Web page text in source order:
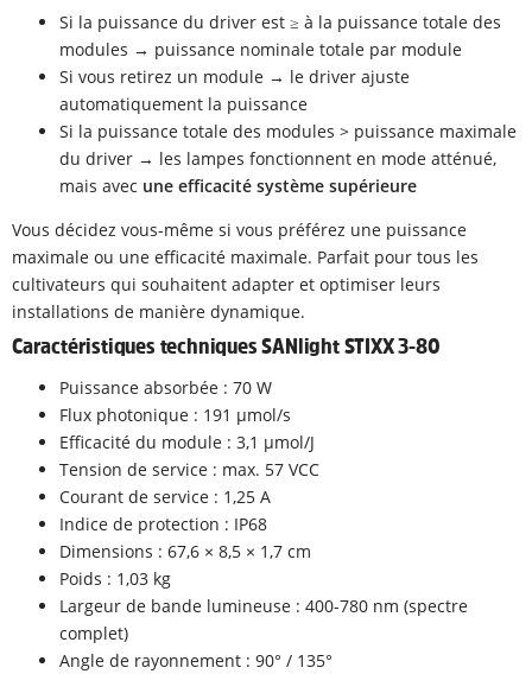
Si la puissance du driver est ≥ à la puissance totale des
modules → puissance nominale totale par module
Si vous retirez un module → le driver ajuste
automatiquement la puissance
Si la puissance totale des modules > puissance maximale
du driver → les lampes fonctionnent en mode atténué,
mais avec une efficacité système supérieure
Vous décidez vous-même si vous préférez une puissance
maximale ou une efficacité maximale. Parfait pour tous les
cultivateurs qui souhaitent adapter et optimiser leurs
installations de manière dynamique.
Caractéristiques techniques SANlight STIXX 3-80
Puissance absorbée : 70 W
Flux photonique : 191 µmol/s
Efficacité du module : 3,1 µmol/J
Tension de service : max. 57 VCC
Courant de service : 1,25 A
Indice de protection : IP68
Dimensions : 67,6 × 8,5 × 1,7 cm
Poids : 1,03 kg
Largeur de bande lumineuse : 400-780 nm (spectre
complet)
Angle de rayonnement : 90° / 135°